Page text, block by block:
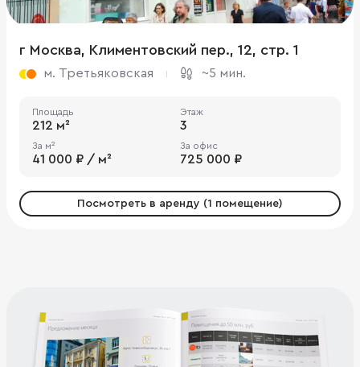
г Москва, Климентовский пер., 12, стр. 1
м. Третьяковская ~5 мин.
Площадь
212 м²
Этаж
3
За м²
41 000 ₽ / м²
За офис
725 000 ₽
Посмотреть в аренду (1 помещение)